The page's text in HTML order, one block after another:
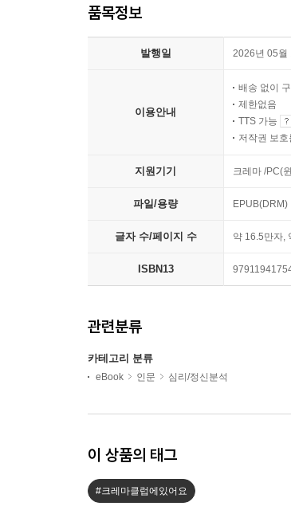
품목정보
발행일 2026년 05월
이용안내
배송 없이
제한없음
TTS 가능
저작권 보
지원기기 크레마 /PC(
파일/용량 EPUB(DRM)
글자 수/페이지 수 약 16.5만자,
ISBN13
관련분류
카테고리 분류
eBook 인문 심리/정신분석
이 상품의 태그
#크레마클럽에있어요